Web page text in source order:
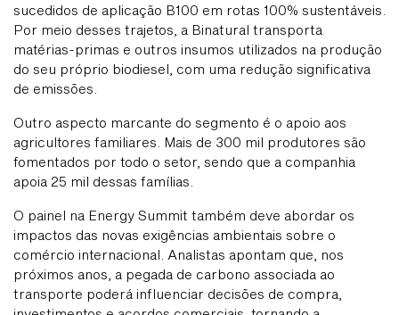
sucedidos de aplicação B100 em rotas 100% sustentáveis.
Por meio desses trajetos, a Binatural transporta
matérias-primas e outros insumos utilizados na produção
do seu próprio biodiesel, com uma redução significativa
de emissões.
Outro aspecto marcante do segmento é o apoio aos
agricultores familiares. Mais de 300 mil produtores são
fomentados por todo o setor, sendo que a companhia
apoia 25 mil dessas famílias.
O painel na Energy Summit também deve abordar os
impactos das novas exigências ambientais sobre o
comércio internacional. Analistas apontam que, nos
próximos anos, a pegada de carbono associada ao
transporte poderá influenciar decisões de compra,